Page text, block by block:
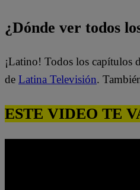
¿Dónde ver todos
¡Latino! Todos los capítulos
de Latina Televisión.
ESTE VIDEO TE